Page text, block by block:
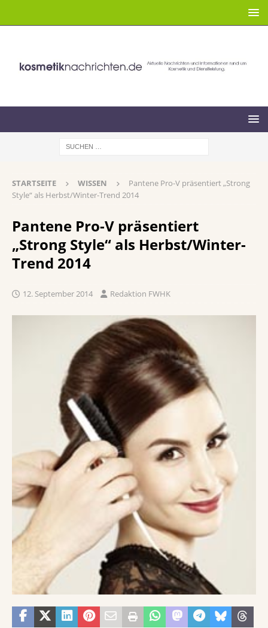
STARTSEITE WISSEN
Pantene Pro-V präsentiert „Strong
Style“ als Herbst/Winter-Trend 2014
Pantene Pro-V präsentiert
„Strong Style“ als Herbst/Winter-
Trend 2014
12. September 2014 Redaktion FWHK